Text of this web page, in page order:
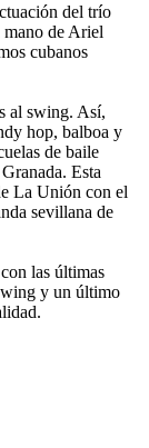
del trío
de Ariel
cubanos
al swing. Así,
hop, balboa y
de baile
Esta
La Unión con el
sevillana de
las últimas
y un último